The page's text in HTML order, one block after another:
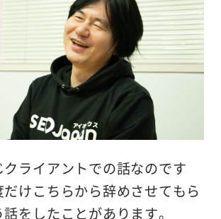
ライアントでの話なのです
けこちらから辞めさせてもら
をしたことがあります。